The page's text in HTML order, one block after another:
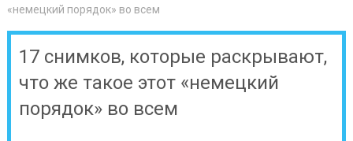
«немецкий порядок» во всем
17 снимков, которые раскрывают,
что же такое этот «немецкий
порядок» во всем